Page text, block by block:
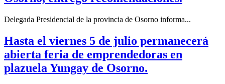
Delegada Presidencial de la provincia de Osorno informa...
Hasta el viernes 5 de julio permanecerá
abierta feria de emprendedoras en
plazuela Yungay de Osorno.